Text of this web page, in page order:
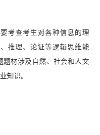
考查考生对各种信息的理
推理、论证等逻辑思维能
题材涉及自然、社会和人文
知识。